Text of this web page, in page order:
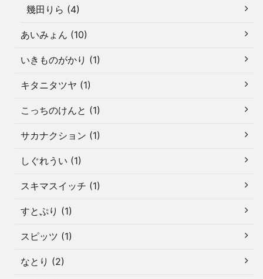
幾田りら (4)
あいみょん (10)
いきものがかり (1)
キタニタツヤ (1)
こっちのけんと (1)
サカナクション (1)
しぐれうい (1)
スキマスイッチ (1)
すとぷり (1)
スピッツ (1)
なとり (2)